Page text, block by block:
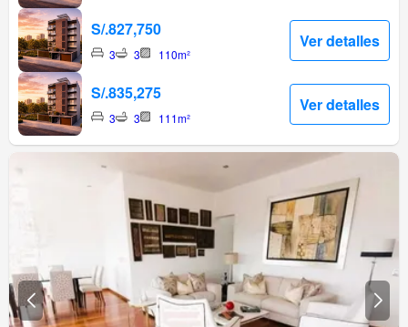
S/.827,750
3 3 110m²
Ver detalles
S/.835,275
3 3 111m²
Ver detalles